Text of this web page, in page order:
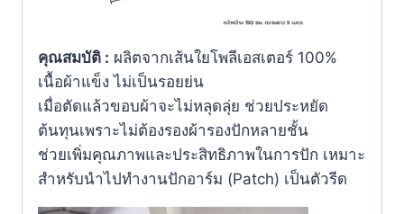
คุณสมบัติ : ผลิตจากเส้นใยโพลีเอสเตอร์ 100%
เนื้อผ้าแข็ง ไม่เป็นรอยย่น
เมื่อตัดแล้วขอบผ้าจะไม่หลุดลุ่ย ช่วยประหยัด
ต้นทุนเพราะไม่ต้องรองผ้ารองปักหลายชั้น
ช่วยเพิ่มคุณภาพและประสิทธิภาพในการปัก เหมาะ
สำหรับนำไปทำงานปักอาร์ม (Patch) เป็นตัวรีด